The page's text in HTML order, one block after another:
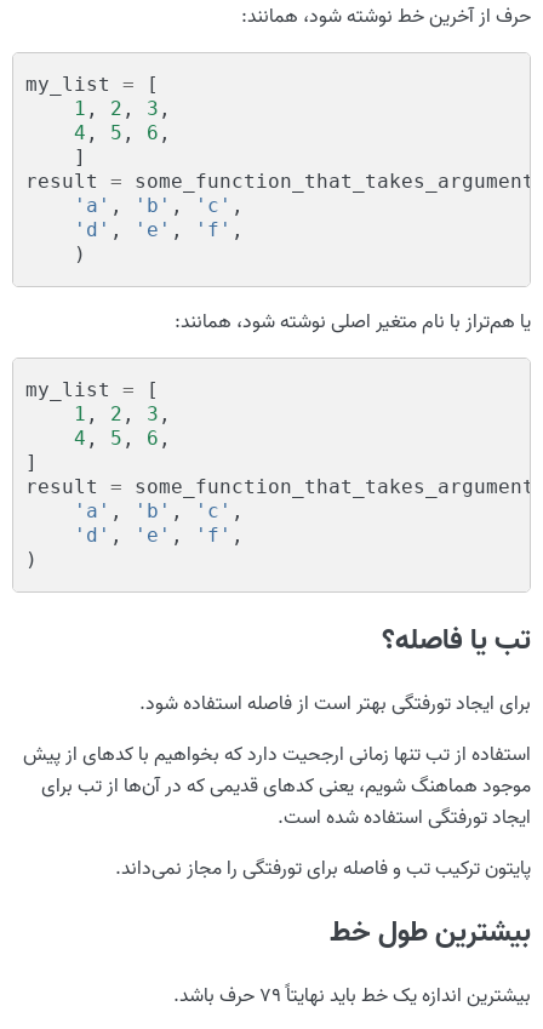
حرف از آخرین خط نوشته شود، همانند:
my_list =
[
1 , 2 , 3 ,
4 , 5 , 6 ,
]
result
=
'a' , 'b' , 'c' ,
'd' , 'e' , 'f' ,
)
یا هم‌تراز با نام متغیر اصلی نوشته شود، همانند:
my_list =
[
1 , 2 , 3 ,
4 , 5 , 6 ,
]
result
=
'a' , 'b' , 'c' ,
'd' , 'e' , 'f' ,
)
تب یا فاصله؟
برای ایجاد تورفتگی بهتر است از فاصله استفاده شود.
استفاده از تب تنها زمانی ارجحیت دارد که بخواهیم با کدهای از پیش
موجود هماهنگ شویم، یعنی کدهای قدیمی که در آن‌ها از تب برای
ایجاد تورفتگی استفاده شده است.
پایتون ترکیب تب و فاصله برای تورفتگی را مجاز نمی‌داند.
بیشترین طول خط
بیشترین اندازه یک خط باید نهایتاً ۷۹ حرف باشد.